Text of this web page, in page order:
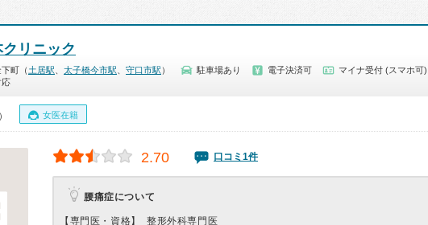
リニック
町（ 土居駅 太子橋今市駅 守口市駅 ） 駐車場あり 電子決済可
マイナ受付 (スマホ可)
応
女医在籍
2.70 口コミ1件
腰痛症について
【専門医・資格】 整形外科専門医